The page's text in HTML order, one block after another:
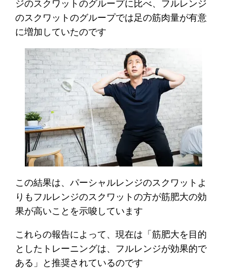
ジのスクワットのグループに比べ、フルレンジ
のスクワットのグループでは足の筋肉量が有意
に増加していたのです
この結果は、パーシャルレンジのスクワットよ
りもフルレンジのスクワットの方が筋肥大の効
果が高いことを示唆しています
これらの報告によって、現在は「筋肥大を目的
としたトレーニングは、フルレンジが効果的で
ある」と推奨されているのです